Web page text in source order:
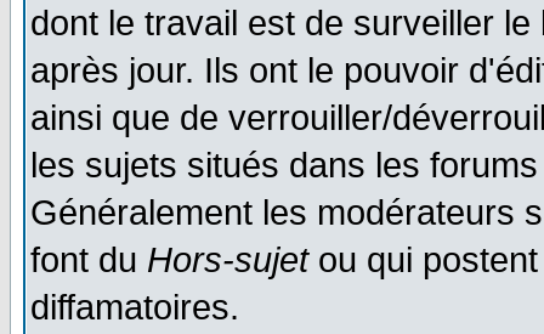
dont le travail est de surveiller
après jour. Ils ont le pouvoir
ainsi que de verrouiller/
les sujets situés dans les
Généralement les modérateurs
font du Hors-sujetou qui
diffamatoires.